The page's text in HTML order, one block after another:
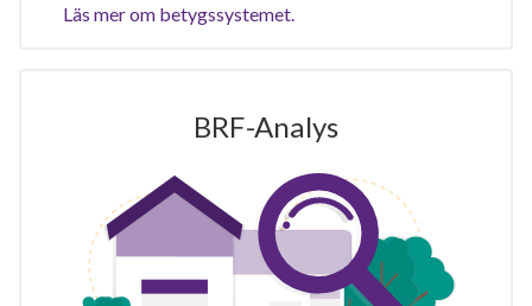
Läs mer om betygssystemet.
BRF-Analys